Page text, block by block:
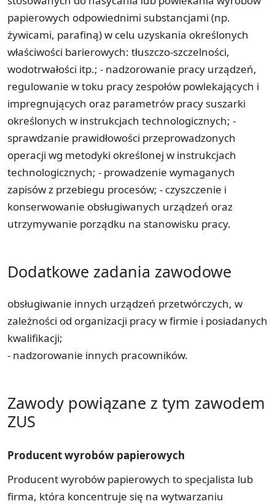
papierowych odpowiednimi substancjami (np.
żywicami, parafiną) w celu uzyskania określonych
właściwości barierowych: tłuszczo-szczelności,
wodotrwałości itp.; - nadzorowanie pracy urządzeń,
regulowanie w toku pracy zespołów powlekających i
impregnujących oraz parametrów pracy suszarki
określonych w instrukcjach technologicznych; -
sprawdzanie prawidłowości przeprowadzonych
operacji wg metodyki określonej w instrukcjach
technologicznych; - prowadzenie wymaganych
zapisów z przebiegu procesów; - czyszczenie i
konserwowanie obsługiwanych urządzeń oraz
utrzymywanie porządku na stanowisku pracy.
Dodatkowe zadania zawodowe
obsługiwanie innych urządzeń przetwórczych, w
zależności od organizacji pracy w firmie i posiadanych
kwalifikacji;
- nadzorowanie innych pracowników.
Zawody powiązane z tym zawodem
ZUS
Producent wyrobów papierowych
Producent wyrobów papierowych to specjalista lub
firma, która koncentruje się na wytwarzaniu